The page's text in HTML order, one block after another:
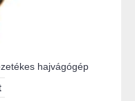
hajvágógép